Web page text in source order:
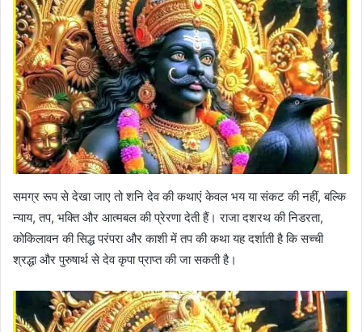
समग्र रूप से देखा जाए तो शनि देव की कथाएं केवल भय या संकट की नहीं, बल्कि
न्याय, तप, भक्ति और आत्मबल की प्रेरणा देती हैं। राजा दशरथ की निडरता,
कोकिलावन की सिद्ध परंपरा और काशी में तप की कथा यह दर्शाती है कि सच्ची
श्रद्धा और पुरुषार्थ से देव कृपा प्राप्त की जा सकती है।